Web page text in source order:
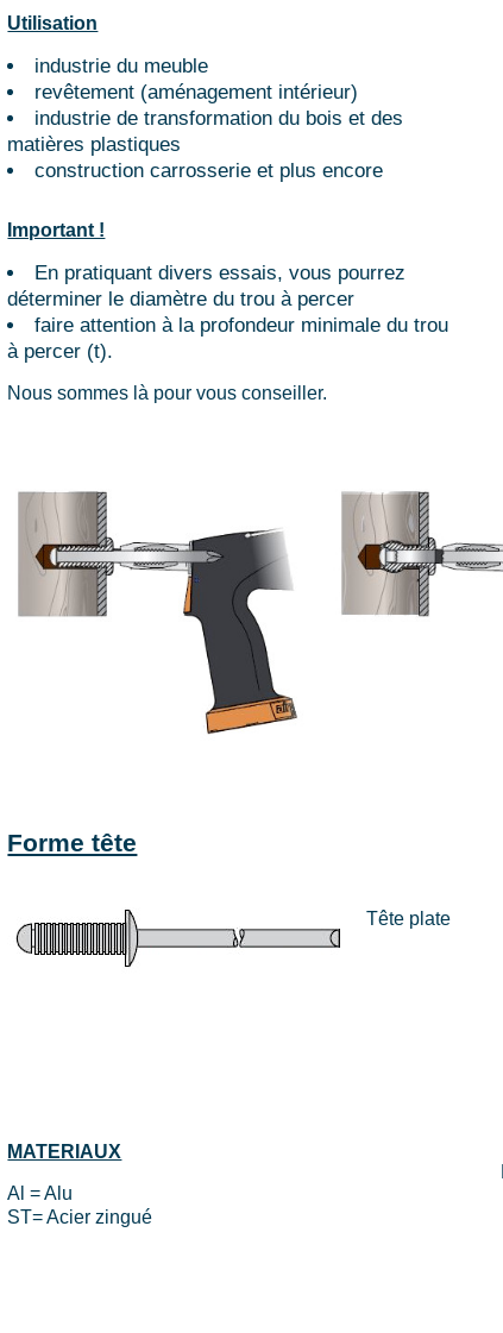
Utilisation
industrie du meuble
revêtement (aménagement intérieur)
industrie de transformation du bois et des
matières plastiques
construction carrosserie et plus encore
Important !
En pratiquant divers essais, vous pourrez
déterminer le diamètre du trou à percer
faire attention à la profondeur minimale du trou
à percer (t).
Nous sommes là pour vous conseiller.
Forme tête
Tête plate
MATERIAUX
Al = Alu
ST= Acier zingué